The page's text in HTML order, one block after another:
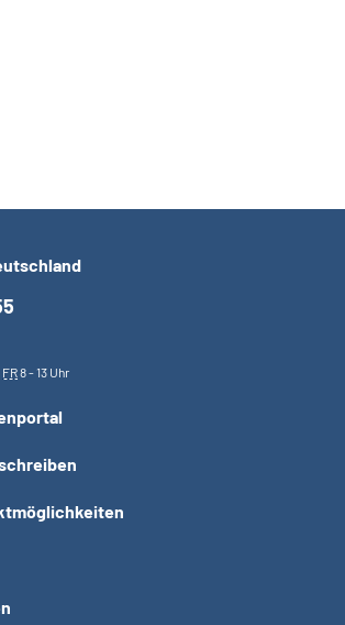
FR8 - 13 Uhr